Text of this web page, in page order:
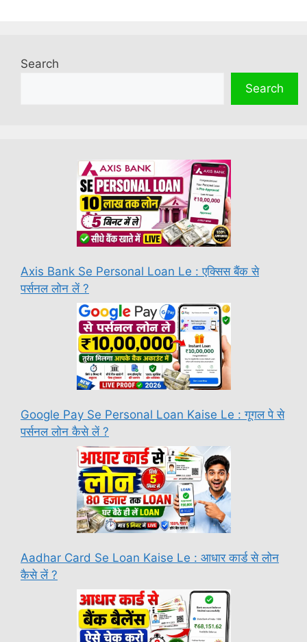
Search
Search
Axis Bank Se Personal Loan Le : एक्सिस बैंक से
पर्सनल लोन लें ?
Google Pay Se Personal Loan Kaise Le : गूगल पे से
पर्सनल लोन कैसे लें ?
Aadhar Card Se Loan Kaise Le : आधार कार्ड से लोन
कैसे लें ?